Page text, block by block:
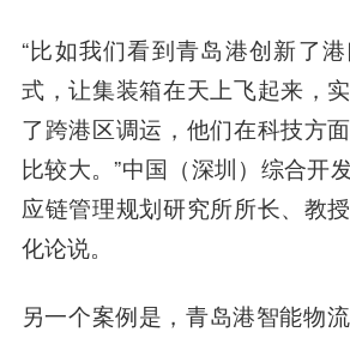
“比如我们看到青岛港创新了
式，让集装箱在天上飞起来，
了跨港区调运，他们在科技方
比较大。”中国（深圳）综合开
应链管理规划研究所所长、教
化论说。
另一个案例是，青岛港智能物